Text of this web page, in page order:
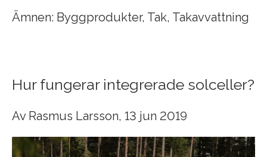
Ämnen: Byggprodukter, Tak, Takavvattning
Hur fungerar integrerade solceller?
Av Rasmus Larsson, 13 jun 2019